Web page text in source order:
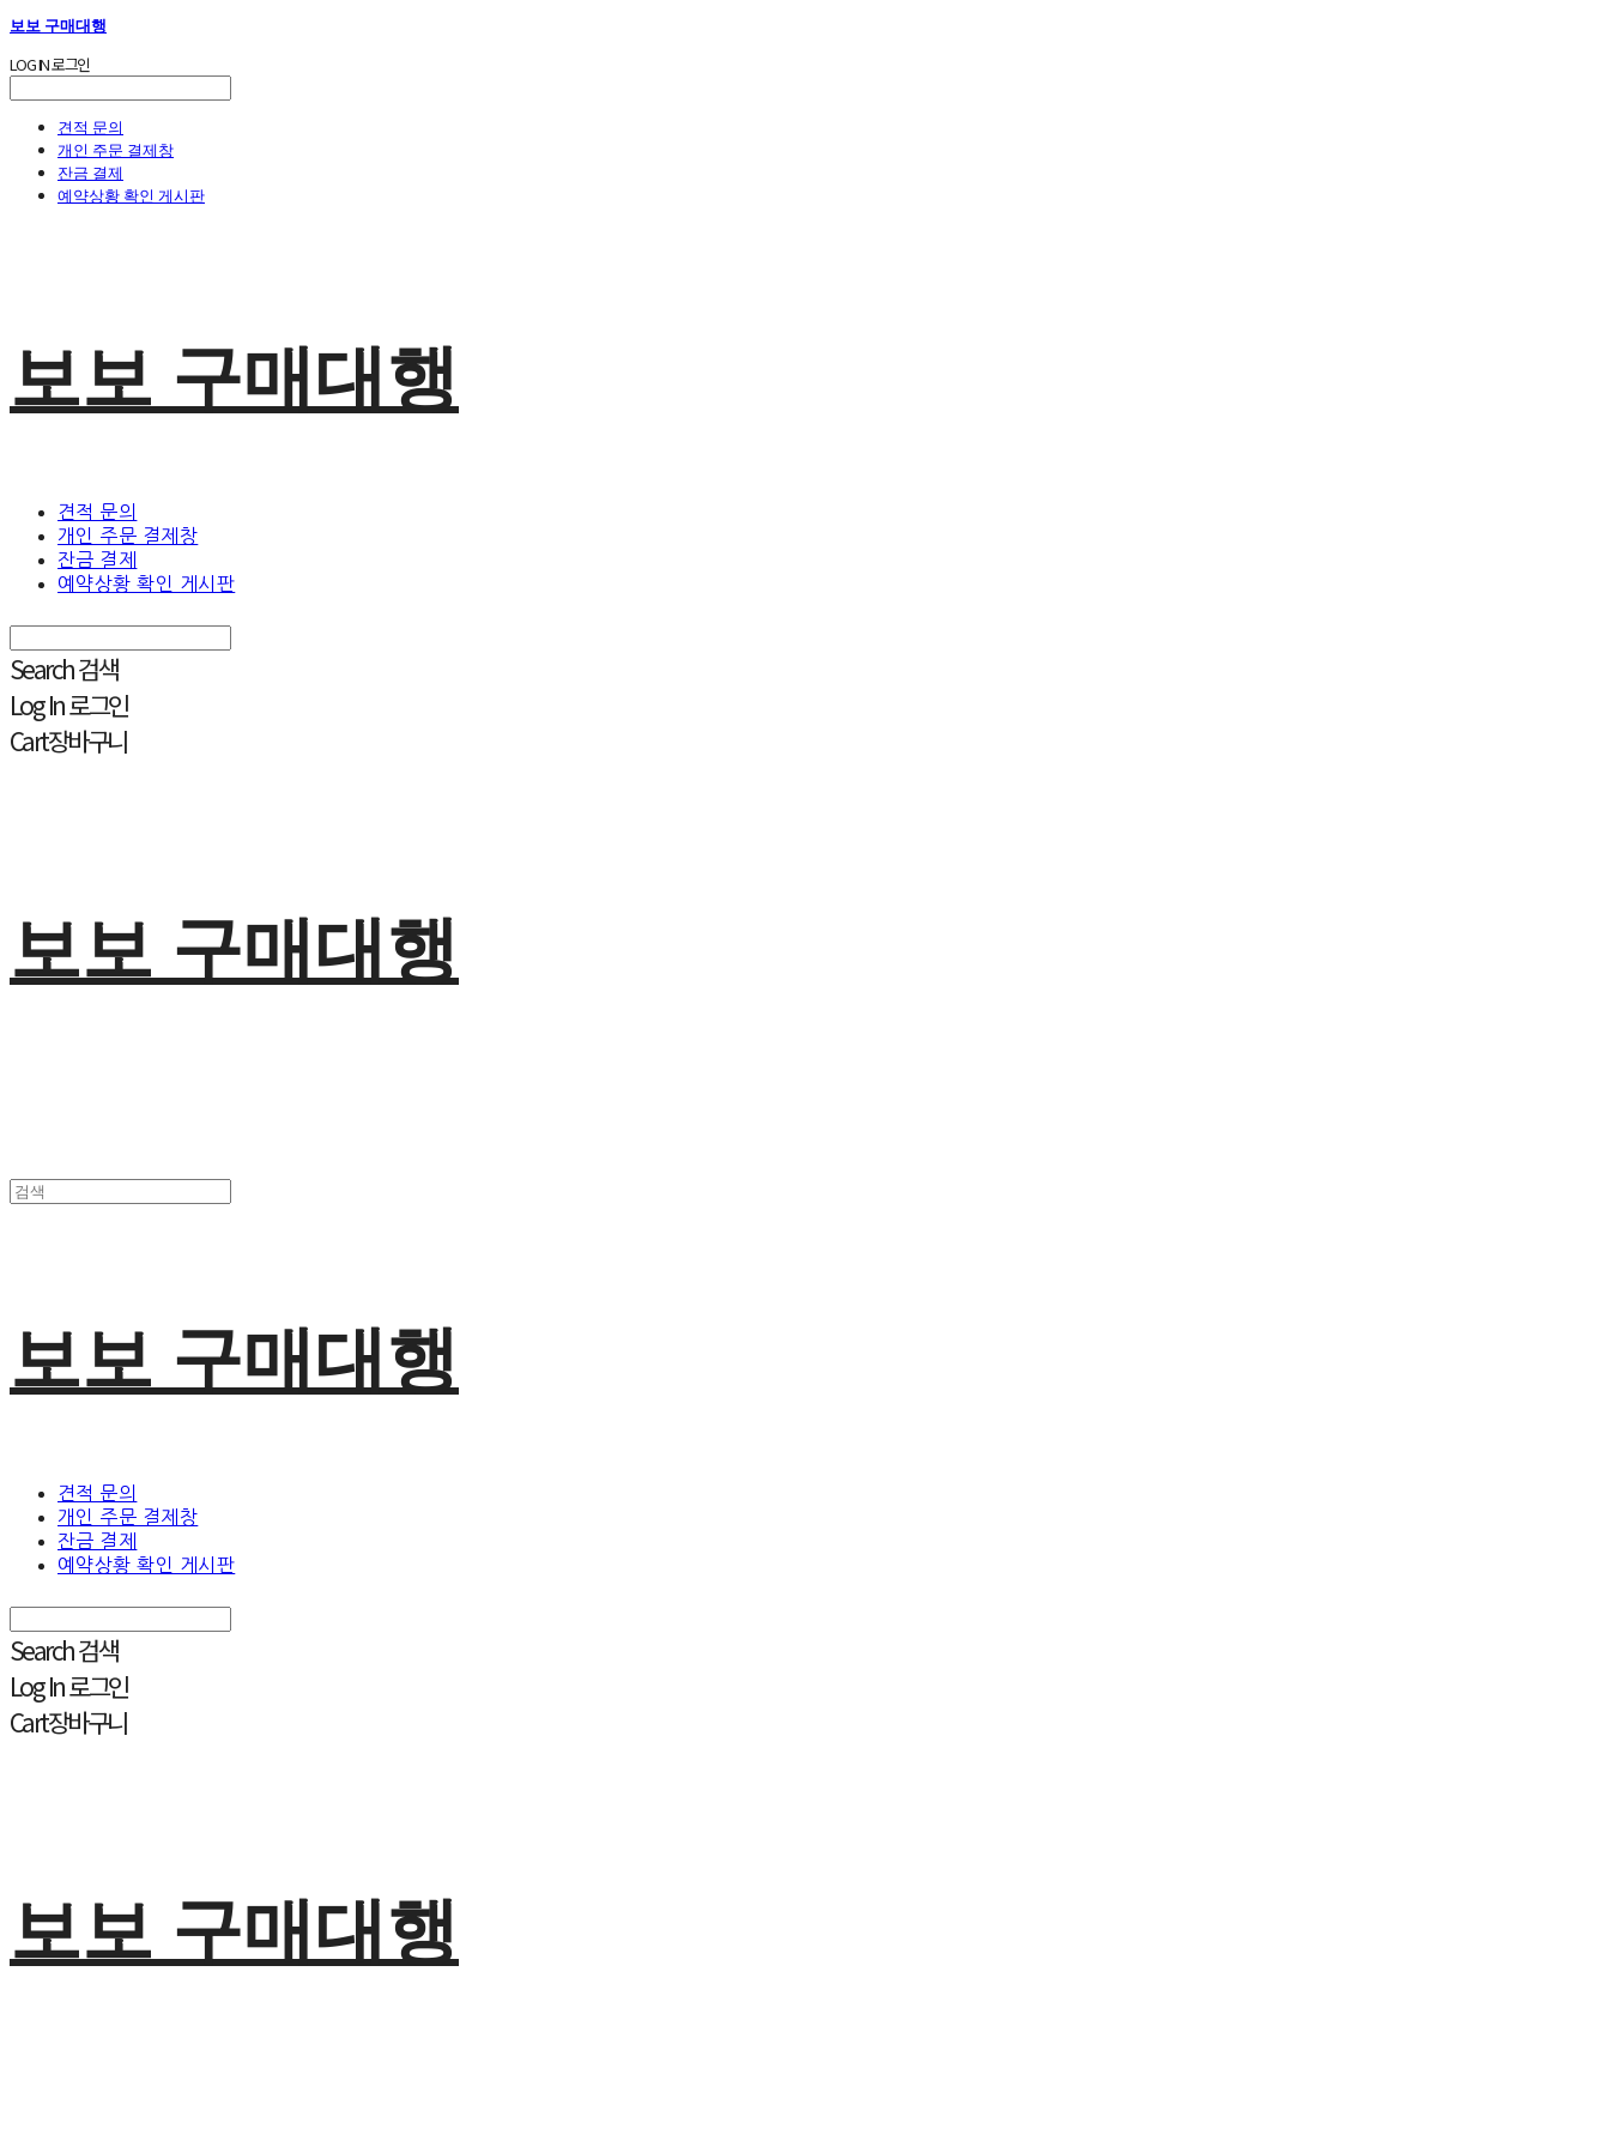
보보 구매대행
LOG IN로그인
견적 문의
개인 주문 결제창
잔금 결제
예약상황 확인 게시판
보보 구매대행
견적 문의
개인 주문 결제창
잔금 결제
예약상황 확인 게시판
Search검색
Log In로그인
Cart장바구니
보보 구매대행
보보 구매대행
견적 문의
개인 주문 결제창
잔금 결제
예약상황 확인 게시판
Search검색
Log In로그인
Cart장바구니
보보 구매대행